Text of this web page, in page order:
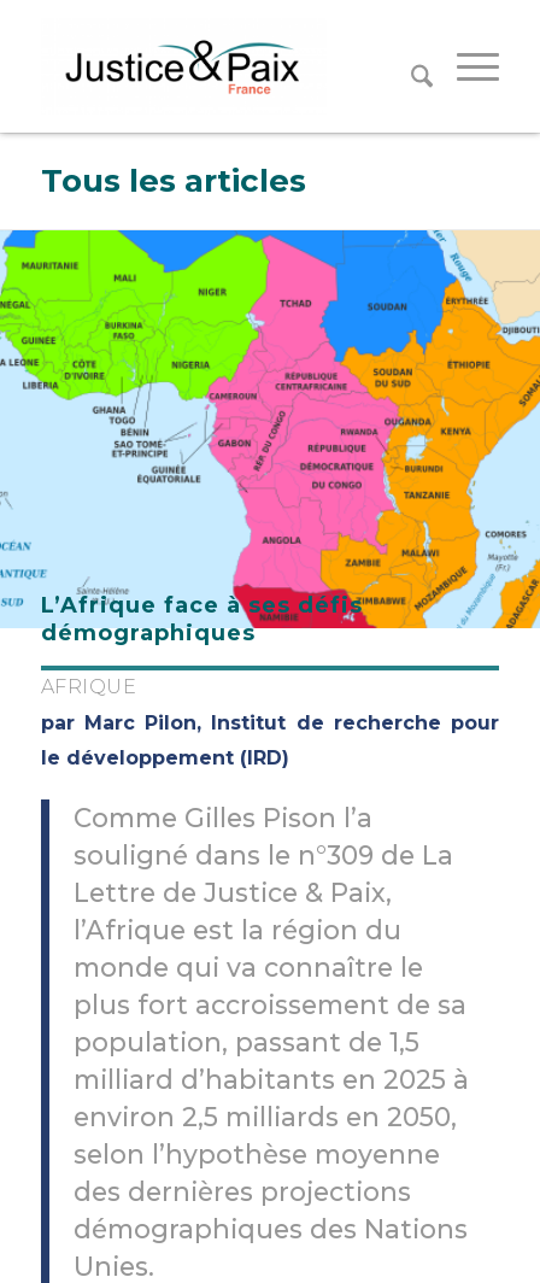
Tous les articles
L’Afrique face à ses défis
démographiques
AFRIQUE
par Marc Pilon, Institut de recherche pour
le développement (IRD)
Comme Gilles Pison l’a
souligné dans le n°309 de La
Lettre de Justice & Paix,
l’Afrique est la région du
monde qui va connaître le
plus fort accroissement de sa
population, passant de 1,5
milliard d’habitants en 2025 à
environ 2,5 milliards en 2050,
selon l’hypothèse moyenne
des dernières projections
démographiques des Nations
Unies.